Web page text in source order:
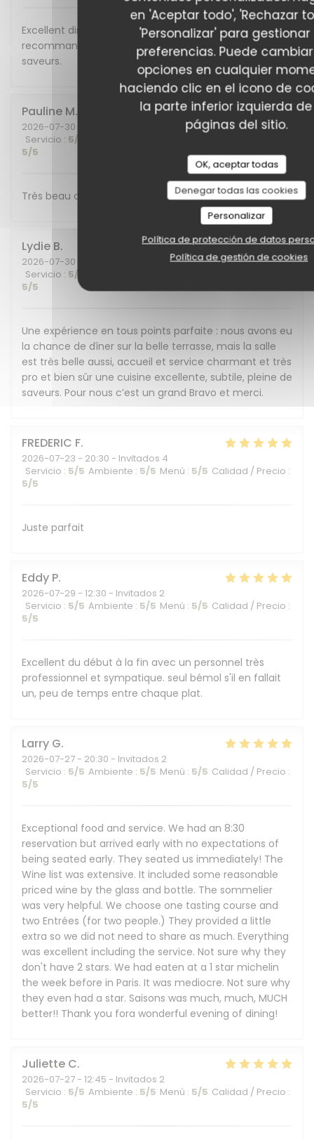
en 'Aceptar todo', 'Rechazar
'Personalizar' para gestionar
preferencias. Puede
opciones en cualquier
haciendo clic en el icono de
la parte inferior izquierda
páginas del sitio.
OK, aceptar todas
Denegar todas las cookies
Personalizar
Política de protección de datos
Política de gestión de cookies
Excellent diner et excellente soirée, nous
recommandons cet endroit plein de charme et de
saveurs.
Pauline M
2026-07-30
Servicio : 5/5
5/5
Très beau cadre et belle découverte gustative !
Lydie B
2026-07-30
Servicio : 5/5
5/5
Une expérience en tous points parfaite : nous avons eu
la chance de dîner sur la belle terrasse, mais la salle
est très belle aussi, accueil et service charmant et très
pro et bien sûr une cuisine excellente, subtile, pleine de
saveurs. Pour nous c’est un grand Bravo et merci.
FREDERIC F
2026-07-23 - 20:30 - Invitados 4
Servicio : 5/5 Ambiente : 5/5 Menú : 5/5 Calidad / Precio :
5/5
Juste parfait
Eddy P
2026-07-29 - 12:30 - Invitados 2
Servicio : 5/5 Ambiente : 5/5 Menú : 5/5 Calidad / Precio :
5/5
Excellent du début à la fin avec un personnel très
professionnel et sympatique. seul bémol s'il en fallait
un, peu de temps entre chaque plat.
Larry G
2026-07-27 - 20:30 - Invitados 2
Servicio : 5/5 Ambiente : 5/5 Menú : 5/5 Calidad / Precio :
5/5
Exceptional food and service. We had an 8:30
reservation but arrived early with no expectations of
being seated early. They seated us immediately! The
Wine list was extensive. It included some reasonable
priced wine by the glass and bottle. The sommelier
was very helpful. We choose one tasting course and
two Entrées (for two people.) They provided a little
extra so we did not need to share as much. Everything
was excellent including the service. Not sure why they
don't have 2 stars. We had eaten at a 1 star michelin
the week before in Paris. It was mediocre. Not sure why
they even had a star. Saisons was much, much, MUCH
better!! Thank you fora wonderful evening of dining!
Juliette C
2026-07-27 - 12:45 - Invitados 2
Servicio : 5/5 Ambiente : 5/5 Menú : 5/5 Calidad / Precio :
5/5